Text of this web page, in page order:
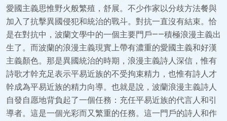
愛國主義思惟野火般繁殖，舒展。不少作家以分歧方法餐與
加入了抗擊異國侵犯和統治的戰斗。對抗一直沒有結束。恰
是在對抗中，波蘭文學中的一個主要門戶——積極浪漫主義出
生了。而波蘭的浪漫主義現實上帶有濃重的愛國主義和好漢
主義顏色。那是異國統治的時期，浪漫主義詩人深信，惟有
詩歌才幹充足表示平易近族的不受拘束精力，也惟有詩人才
幹成為平易近族的精力向導。也就是說，波蘭浪漫主義詩人
自發自愿地背負起了一個任務：充任平易近族的代言人和引
導者。這是一個光彩而又繁重的任務。這一門戶的詩人和作